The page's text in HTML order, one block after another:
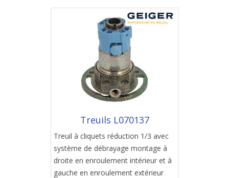
Treuils L070137
Treuil à cliquets réduction 1/3 avec
système de débrayage montage à
droite en enroulement intérieur et à
gauche en enroulement extérieur